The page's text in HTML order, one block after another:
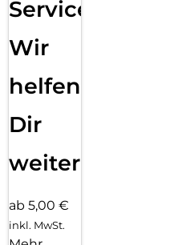
Service:
Wir
helfen
Dir
weiter
ab 5,00 €
inkl. MwSt.